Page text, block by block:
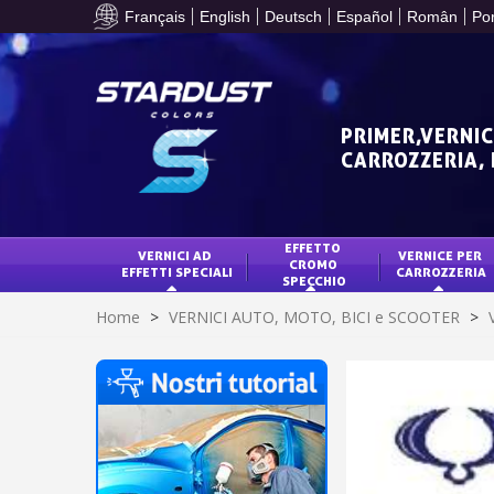
Français English Deutsch Español Român
VERNICI AD
EFFETTI SPECIALI
EFFETTO
CROMO
SPECCHIO
VERNICE PER
CARROZZERIA
Home > VERNICI AUTO, MOTO, BICI e SCOOTER >